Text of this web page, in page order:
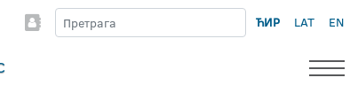
ЋИР LAT EN